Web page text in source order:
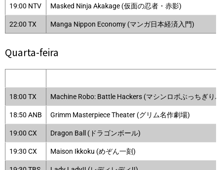
19:00 NTV Masked Ninja Akakage (仮面の忍者・赤影)
22:00 TX Manga Nippon Economy (マンガ日本経済入門)
Quarta-feira
18:00 TX Machine Robo: Battle Hackers (マシンロボぶっちぎり
18:50 ANB Grimm Masterpiece Theater (グリム名作劇場)
19:00 CX Dragon Ball (ドラゴンボール)
19:30 CX Maison Ikkoku (めぞん一刻)